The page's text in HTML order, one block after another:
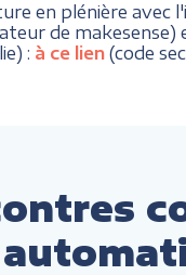
en plénière avec
de
: à ce lien(code